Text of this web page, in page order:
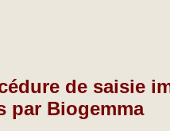
de saisie
par Biogemma